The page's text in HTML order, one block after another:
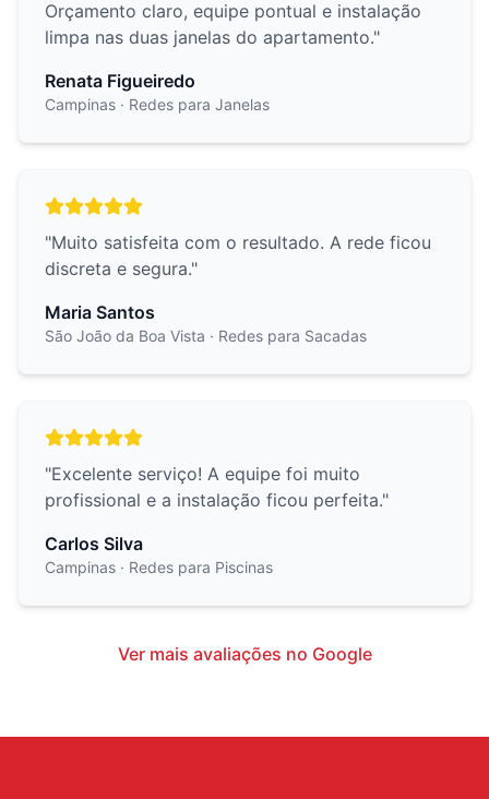
Orçamento claro, equipe pontual e instalação
limpa nas duas janelas do apartamento."
Renata Figueiredo
Campinas · Redes para Janelas
"Muito satisfeita com o resultado. A rede ficou
discreta e segura."
Maria Santos
São João da Boa Vista · Redes para Sacadas
"Excelente serviço! A equipe foi muito
profissional e a instalação ficou perfeita."
Carlos Silva
Campinas · Redes para Piscinas
Ver mais avaliações no Google